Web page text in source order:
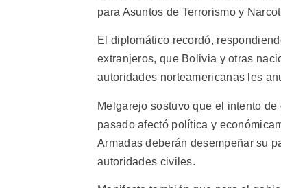
para Asuntos de Terrorismo y
El diplomático recordó,
extranjeros, que Bolivia y otras
autoridades norteamericanas les
Melgarejo sostuvo que el intento
pasado afectó política y
Armadas deberán desempeñar su
autoridades civiles.